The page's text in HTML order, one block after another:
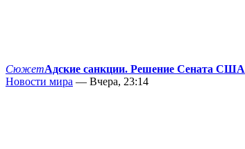
СюжетАдские санкции. Решение Сената США
Новости мира — Вчера, 23:14